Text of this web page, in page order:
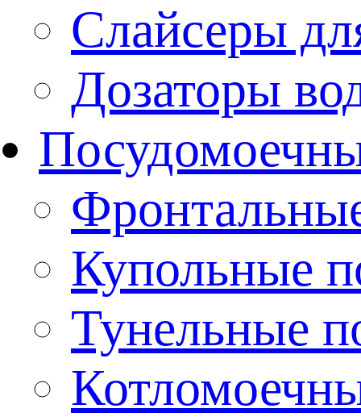
Слайсеры
Дозаторы
Купольные
Тунельные